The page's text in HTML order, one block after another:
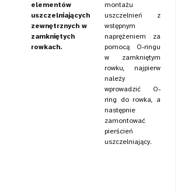
elementów
uszczelniających
zewnętrznych w
zamkniętych
rowkach.
montażu
uszczelnień z
wstępnym
naprężeniem za
pomocą O-ringu
w zamkniętym
rowku, najpierw
należy
wprowadzić O-
ring do rowka, a
następnie
zamontować
pierścień
uszczelniający.